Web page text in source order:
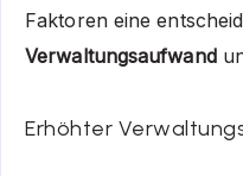
Faktoren eine
Verwaltungsaufwand
Erhöhter